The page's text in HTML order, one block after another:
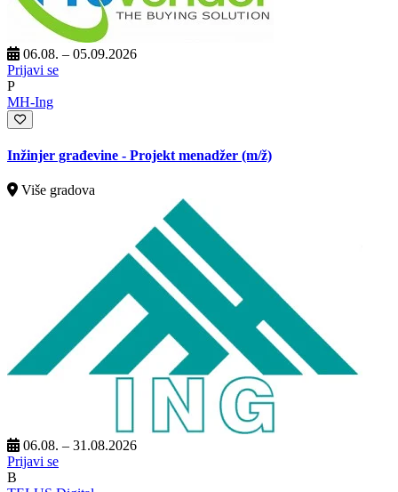
06.08. – 05.09.2026
Prijavi se
P
MH-Ing
Inžinjer građevine - Projekt menadžer (m/ž)
Više gradova
06.08. – 31.08.2026
Prijavi se
B